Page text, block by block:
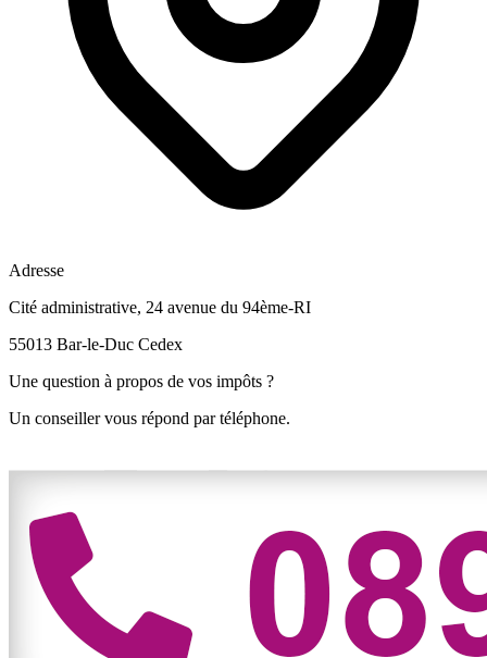
Adresse
Cité administrative, 24 avenue du 94ème-RI
55013 Bar-le-Duc Cedex
Une question à propos de vos impôts ?
Un conseiller vous répond par téléphone.